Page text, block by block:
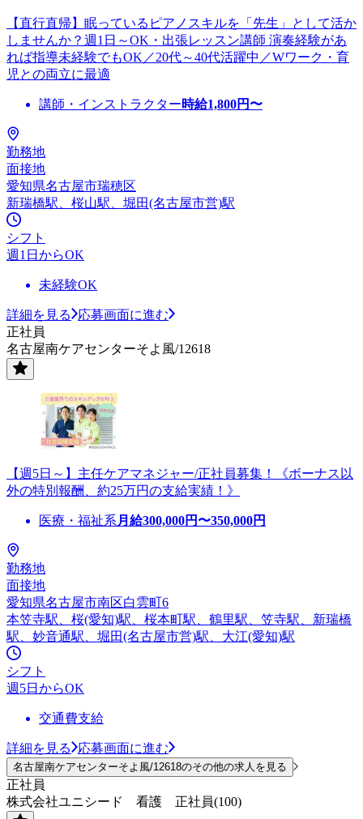
【直行直帰】眠っているピアノスキルを「先生」として活か
しませんか？週1日～OK・出張レッスン講師 演奏経験があ
れば指導未経験でもOK／20代～40代活躍中／Wワーク・育
児との両立に最適
講師・インストラクター時給1,800円〜
勤務地
面接地
愛知県名古屋市瑞穂区
新瑞橋駅、桜山駅、堀田(名古屋市営)駅
シフト
週1日からOK
未経験OK
詳細を見る
応募画面に進む
正社員
名古屋南ケアセンターそよ風/12618
【週5日～】主任ケアマネジャー/正社員募集！《ボーナス以
外の特別報酬、約25万円の支給実績！》
医療・福祉系 月給300,000円〜350,000円
勤務地
面接地
愛知県名古屋市南区白雲町6
本笠寺駅、桜(愛知)駅、桜本町駅、鶴里駅、笠寺駅、新瑞橋
駅、妙音通駅、堀田(名古屋市営)駅、大江(愛知)駅
シフト
週5日からOK
交通費支給
詳細を見る 応募画面に進む
名古屋南ケアセンターそよ風/12618のその他の求人を見る
正社員
株式会社ユニシード 看護 正社員(100)